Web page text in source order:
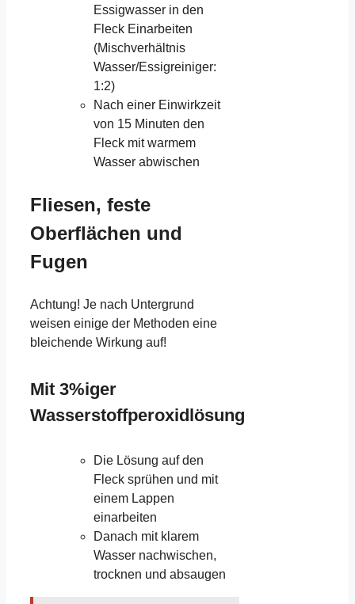
Essigwasser in den
Fleck Einarbeiten
(Mischverhältnis
Wasser/Essigreiniger:
1:2)
Nach einer Einwirkzeit
von 15 Minuten den
Fleck mit warmem
Wasser abwischen
Fliesen, feste
Oberflächen und
Fugen
Achtung! Je nach Untergrund
weisen einige der Methoden eine
bleichende Wirkung auf!
Mit 3%iger
Wasserstoffperoxidlösung
Die Lösung auf den
Fleck sprühen und mit
einem Lappen
einarbeiten
Danach mit klarem
Wasser nachwischen,
trocknen und absaugen